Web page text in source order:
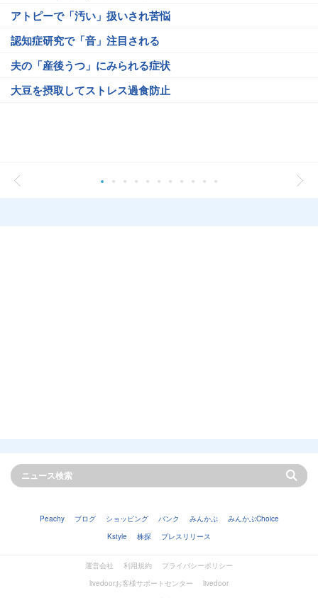
アトピーで「汚い」扱いされ苦悩
認知症研究で「音」注目される
夫の「産後うつ」にみられる症状
大豆を摂取してストレス過食防止
Peachy ブログ ショッピング バンク みんかぶ
みんかぶChoice
Kstyle
株探 プレスリリース
運営会社 利用規約
プライバシーポリシー
livedoorお客様サポートセンター
livedoor